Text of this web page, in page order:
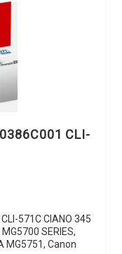
CLI-
571C CIANO 345
SERIES,
MG5751, Canon